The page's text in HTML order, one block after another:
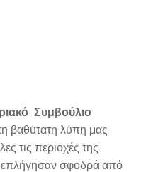
Συμβούλιο
βαθύτατη λύπη μας
τις περιοχές της
επλήγησαν σφοδρά από